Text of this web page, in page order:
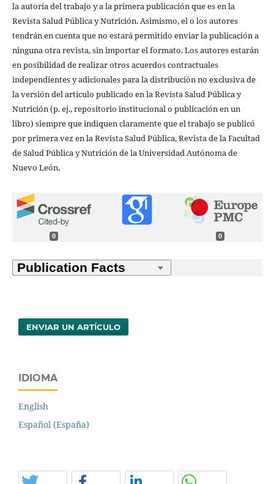
la autoría del trabajo y a la primera publicación que es en la
Revista Salud Pública y Nutrición. Asimismo, el o los autores
tendrán en cuenta que no estará permitido enviar la publicación a
ninguna otra revista, sin importar el formato. Los autores estarán
en posibilidad de realizar otros acuerdos contractuales
independientes y adicionales para la distribución no exclusiva de
la versión del artículo publicado en la Revista Salud Pública y
Nutrición (p. ej., repositorio institucional o publicación en un
libro) siempre que indiquen claramente que el trabajo se publicó
por primera vez en la Revista Salud Pública, Revista de la Facultad
de Salud Pública y Nutrición de la Universidad Autónoma de
Nuevo León.
0 0
ENVIAR UN ARTÍCULO
IDIOMA
English
Español (España)